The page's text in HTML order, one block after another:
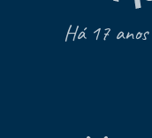
Há 17